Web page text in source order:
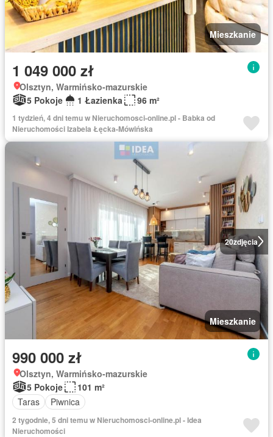
Mieszkanie
1 049 000 zł
Olsztyn, Warmińsko-mazurskie
5 Pokoje
1 Łazienka 96 m²
1 tydzień, 4 dni temu w Nieruchomosci-online.pl - Babka od
Nieruchomości Izabela Łęcka-Mówińska
20zdjęcia
Mieszkanie
990 000 zł
Olsztyn, Warmińsko-mazurskie
5 Pokoje
101 m²
Taras
Piwnica
2 tygodnie, 5 dni temu w Nieruchomosci-online.pl - Idea
Nieruchomości